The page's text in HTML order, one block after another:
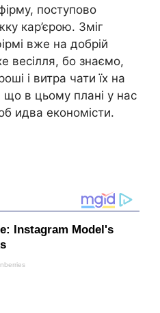
поступово
кар’єрою. Зміг
вже на добрій
весілля, бо знаємо,
і витра чати їх на
що в цьому плані у нас
идва економісти.